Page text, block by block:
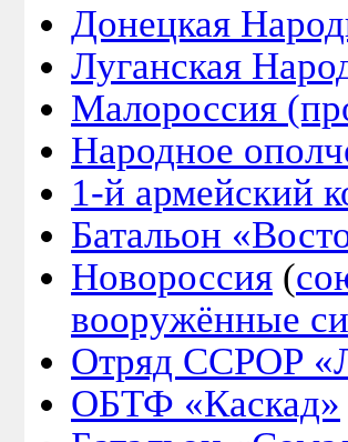
Донецкая
Луганская
Малороссия
Народное
1-й армейский
Батальон
Новороссия (
вооружённые
Отряд ССРОР
ОБТФ «Каскад»